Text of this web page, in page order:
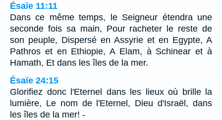
Ésaïe 11:11
Dans ce même temps, le Seigneur étendra une
seconde fois sa main, Pour racheter le reste de
son peuple, Dispersé en Assyrie et en Egypte, A
Pathros et en Ethiopie, A Elam, à Schinear et à
Hamath, Et dans les îles de la mer.
Ésaïe 24:15
Glorifiez donc l'Eternel dans les lieux où brille la
lumière, Le nom de l'Eternel, Dieu d'Israël, dans
les îles de la mer! -